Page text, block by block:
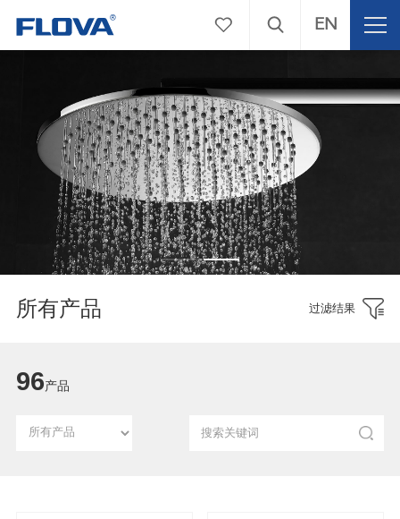
EN
所有产品 过滤结果
96产品